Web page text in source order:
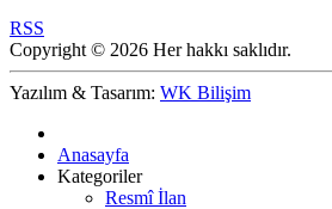
RSS
Copyright © 2026 Her hakkı saklıdır.
Yazılım & Tasarım: WK Bilişim
Anasayfa
Kategoriler
Resmî İlan